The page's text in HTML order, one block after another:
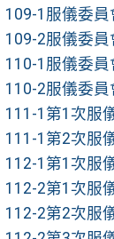
109-1服儀委
109-2服儀委
110-1服儀委
110-2服儀委
111-1第1次服
111-1第2次服
112-1第1次服
112-2第1次服
112-2第2次服